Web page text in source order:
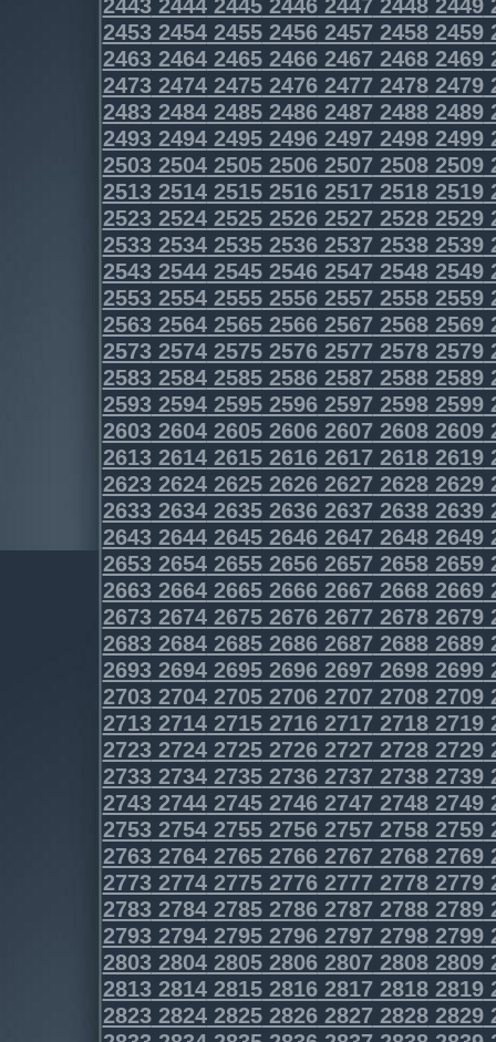
2453245424552456245724582459
2463246424652466246724682469
2473247424752476247724782479
2483248424852486248724882489
2493249424952496249724982499
2503250425052506250725082509
2513251425152516251725182519
2523252425252526252725282529
2533253425352536253725382539
2543254425452546254725482549
2553255425552556255725582559
2563256425652566256725682569
2573257425752576257725782579
2583258425852586258725882589
2593259425952596259725982599
2603260426052606260726082609
2613261426152616261726182619
2623262426252626262726282629
2633263426352636263726382639
2643264426452646264726482649
2653265426552656265726582659
2663266426652666266726682669
2673267426752676267726782679
2683268426852686268726882689
2693269426952696269726982699
2703270427052706270727082709
2713271427152716271727182719
2723272427252726272727282729
2733273427352736273727382739
2743274427452746274727482749
2753275427552756275727582759
2763276427652766276727682769
2773277427752776277727782779
2783278427852786278727882789
2793279427952796279727982799
2803280428052806280728082809
2813281428152816281728182819
2823282428252826282728282829